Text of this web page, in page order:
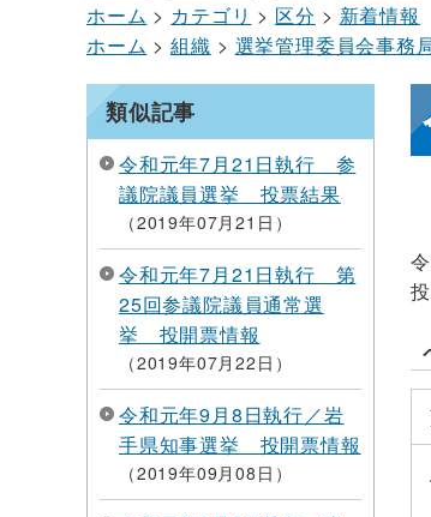
ホーム
カテゴリ 区分
新着情報
ホーム
組織 選挙管理委員会事務
類似記事
令和元年7月21日執行 参
議院議員選挙 投票結果
2019年07月21日
令和元年7月21日執行 第
25回参議院議員通常選
挙 投開票情報
2019年07月22日
令和元年9月8日執行／岩
手県知事選挙 投開票情報
2019年09月08日